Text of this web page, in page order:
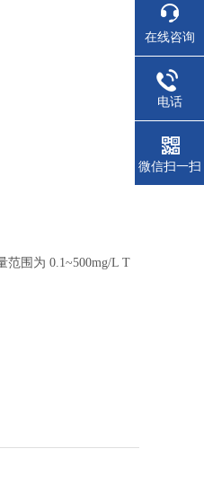
围为 0.1~500mg/L T
在线咨询
电话
微信扫一扫